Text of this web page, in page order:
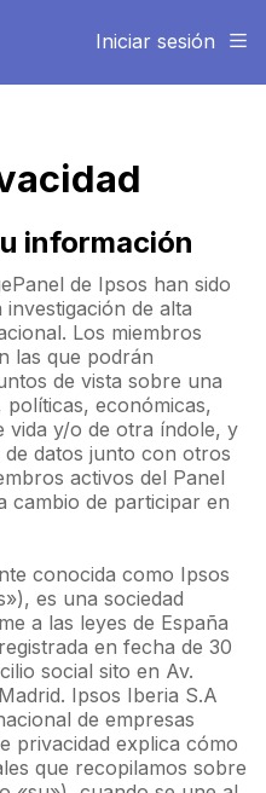
Iniciar sesión
información
de Ipsos han sido
de alta
Los miembros
las que podrán
de vista sobre una
políticas, económicas,
vida y/o de otra índole, y
datos junto con otros
activos del Panel
cambio de participar en
conocida como Ipsos
es una sociedad
a las leyes de España
en fecha de 30
social sito en Av.
Ipsos Iberia S.A
de empresas
privacidad explica cómo
que recopilamos sobre